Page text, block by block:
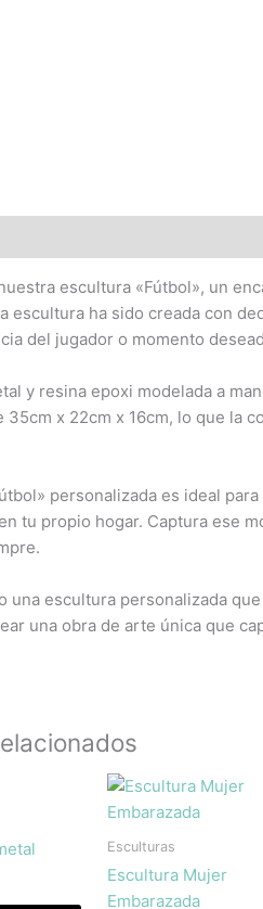
escultura «Fútbol», un
escultura ha sido creada con
del jugador o momento
y resina epoxi modelada a
35cm x 22cm x 16cm, lo que la
personalizada es ideal
tu propio hogar. Captura ese
una escultura personalizada
una obra de arte única que
Esculturas
Escultura Mujer
Embarazada